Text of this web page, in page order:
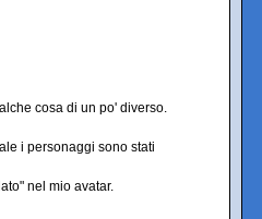
cosa di un po' diverso.
i personaggi sono stati
nel mio avatar.